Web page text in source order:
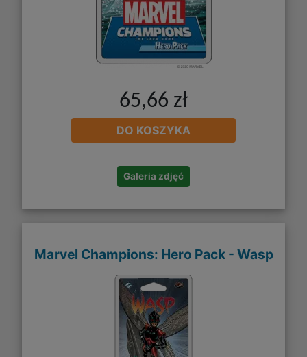
65,66 zł
DO KOSZYKA
Galeria zdjęć
Marvel Champions: Hero Pack - Wasp